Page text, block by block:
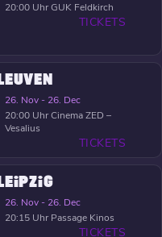
20:00 UhrGUK Feldkirch
TICKETS
LEUVEN
26. Nov - 26. Dec
20:00 UhrCinema ZED –
Vesalius
TICKETS
LEIPZIG
26. Nov - 26. Dec
20:15 Uhr Passage Kinos
TICKETS